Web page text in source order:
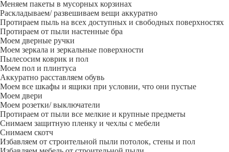
Меняем пакеты в мусорных корзинах
Раскладываем/ развешиваем вещи аккуратно
Протираем пыль на всех доступных и свободных поверхностях
Протираем от пыли настенные бра
Моем дверные ручки
Моем зеркала и зеркальные поверхности
Пылесосим коврик и пол
Моем пол и плинтуса
Аккуратно расставляем обувь
Моем все шкафы и ящики при условии, что они пустые
Моем двери
Моем розетки/ выключатели
Протираем от пыли все мелкие и крупные предметы
Снимаем защитную пленку и чехлы с мебели
Снимаем скотч
Избавляем от строительной пыли потолок, стены и пол